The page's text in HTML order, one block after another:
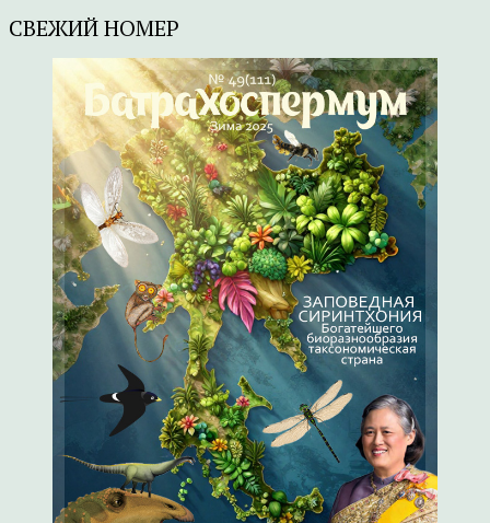
СВЕЖИЙ НОМЕР